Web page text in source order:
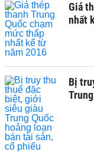
Giá
nhất
Bị